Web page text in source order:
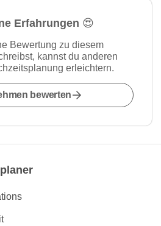
Erfahrungen 😍
Bewertung zu diesem
kannst du anderen
erleichtern.
bewerten